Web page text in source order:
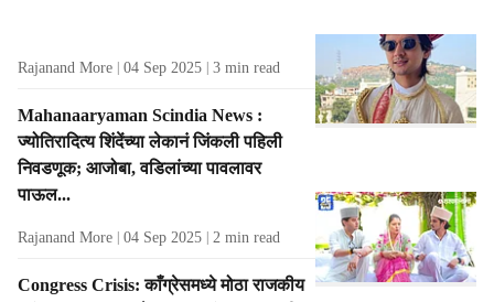
Rajanand More 04 Sep 2025 3 min read
Mahanaaryaman Scindia News :
ज्योतिरादित्य शिंदेंच्या लेकानं जिंकली पहिली
निवडणूक; आजोबा, वडिलांच्या पावलावर
पाऊल...
Rajanand More 04 Sep 2025 2 min read
Congress Crisis: काँग्रेसमध्ये मोठा राजकीय